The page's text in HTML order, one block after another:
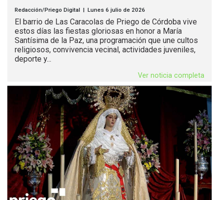
Redacción/Priego Digital | Lunes 6 julio de 2026
El barrio de Las Caracolas de Priego de Córdoba vive
estos días las fiestas gloriosas en honor a María
Santísima de la Paz, una programación que une cultos
religiosos, convivencia vecinal, actividades juveniles,
deporte y...
Ver noticia completa